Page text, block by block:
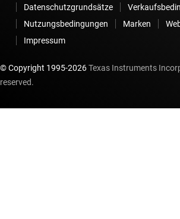
Datenschutzgrundsätze
Nutzungsbedingungen
Marken
Impressum
© Copyright 1995-2026Texas Instruments
reserved.